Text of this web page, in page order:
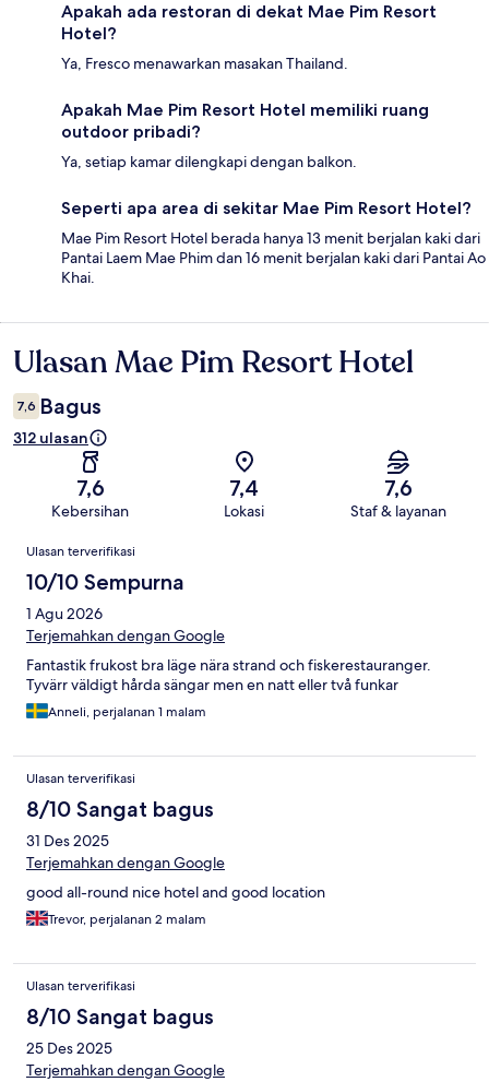
Apakah ada restoran di dekat Mae Pim Resort
Hotel?
Ya, Fresco menawarkan masakan Thailand.
Apakah Mae Pim Resort Hotel memiliki ruang
outdoor pribadi?
Ya, setiap kamar dilengkapi dengan balkon.
Seperti apa area di sekitar Mae Pim Resort Hotel?
Mae Pim Resort Hotel berada hanya 13 menit berjalan kaki dari
Pantai Laem Mae Phim dan 16 menit berjalan kaki dari Pantai Ao
Khai.
Ulasan
Ulasan Mae Pim Resort Hotel
7,6 Bagus
312 ulasan
7,6
Kebersihan
7,4
Lokasi
7,6
Staf & layanan
Ulasan
Ulasan terverifikasi
10/10 Sempurna
1 Agu 2026
Terjemahkan dengan Google
Fantastik frukost bra läge nära strand och fiskerestauranger.
Tyvärr väldigt hårda sängar men en natt eller två funkar
Anneli, perjalanan 1 malam
Ulasan terverifikasi
8/10 Sangat bagus
31 Des 2025
Terjemahkan dengan Google
good all-round nice hotel and good location
Trevor, perjalanan 2 malam
Ulasan terverifikasi
8/10 Sangat bagus
25 Des 2025
Terjemahkan dengan Google